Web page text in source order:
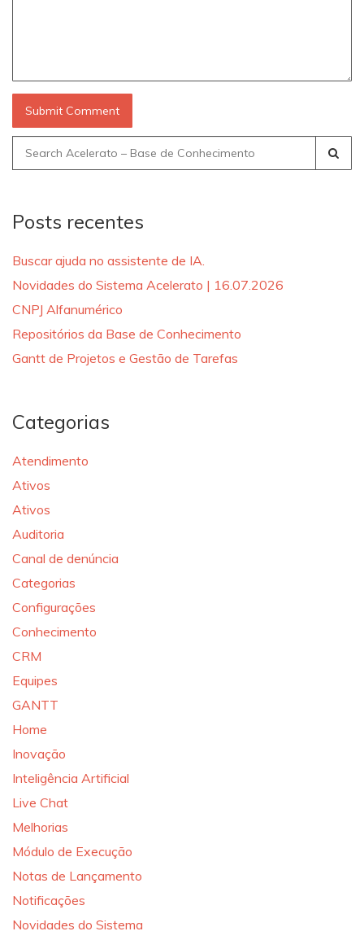
Search
for:
Posts recentes
Buscar ajuda no assistente de IA.
Novidades do Sistema Acelerato | 16.07.2026
CNPJ Alfanumérico
Repositórios da Base de Conhecimento
Gantt de Projetos e Gestão de Tarefas
Categorias
Atendimento
Ativos
Ativos
Auditoria
Canal de denúncia
Categorias
Configurações
Conhecimento
CRM
Equipes
GANTT
Home
Inovação
Inteligência Artificial
Live Chat
Melhorias
Módulo de Execução
Notas de Lançamento
Notificações
Novidades do Sistema